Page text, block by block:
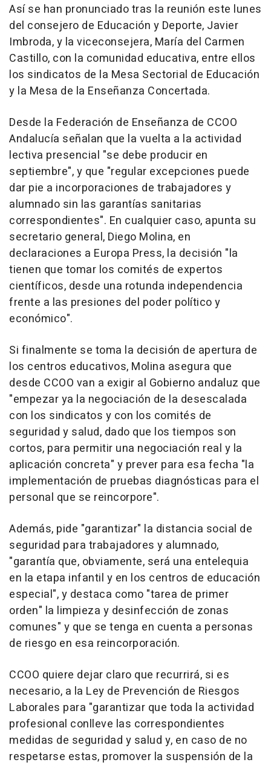
Así se han pronunciado tras la reunión este lunes
del consejero de Educación y Deporte, Javier
Imbroda, y la viceconsejera, María del Carmen
Castillo, con la comunidad educativa, entre ellos
los sindicatos de la Mesa Sectorial de Educación
y la Mesa de la Enseñanza Concertada.
Desde la Federación de Enseñanza de CCOO
Andalucía señalan que la vuelta a la actividad
lectiva presencial "se debe producir en
septiembre", y que "regular excepciones puede
dar pie a incorporaciones de trabajadores y
alumnado sin las garantías sanitarias
correspondientes". En cualquier caso, apunta su
secretario general, Diego Molina, en
declaraciones a Europa Press, la decisión "la
tienen que tomar los comités de expertos
científicos, desde una rotunda independencia
frente a las presiones del poder político y
económico".
Si finalmente se toma la decisión de apertura de
los centros educativos, Molina asegura que
desde CCOO van a exigir al Gobierno andaluz que
"empezar ya la negociación de la desescalada
con los sindicatos y con los comités de
seguridad y salud, dado que los tiempos son
cortos, para permitir una negociación real y la
aplicación concreta" y prever para esa fecha "la
implementación de pruebas diagnósticas para el
personal que se reincorpore".
Además, pide "garantizar" la distancia social de
seguridad para trabajadores y alumnado,
"garantía que, obviamente, será una entelequia
en la etapa infantil y en los centros de educación
especial", y destaca como "tarea de primer
orden" la limpieza y desinfección de zonas
comunes" y que se tenga en cuenta a personas
de riesgo en esa reincorporación.
CCOO quiere dejar claro que recurrirá, si es
necesario, a la Ley de Prevención de Riesgos
Laborales para "garantizar que toda la actividad
profesional conlleve las correspondientes
medidas de seguridad y salud y, en caso de no
respetarse estas, promover la suspensión de la